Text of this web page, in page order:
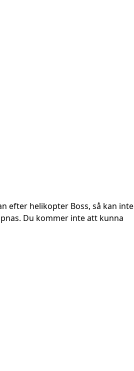
efter helikopter Boss, så kan inte
Du kommer inte att kunna